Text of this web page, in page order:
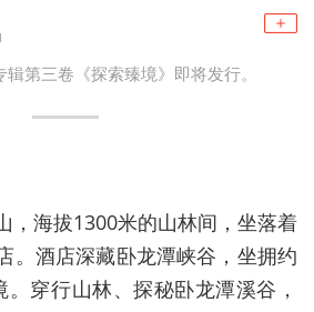
第三卷《探索臻境》即将发行。
，海拔1300米的山林间，坐落着
。酒店深藏卧龙潭峡谷，坐拥约
穿行山林、探秘卧龙潭溪谷，